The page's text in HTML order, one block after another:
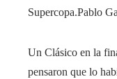
Supercopa.Pablo
Un Clásico en la
pensaron que lo